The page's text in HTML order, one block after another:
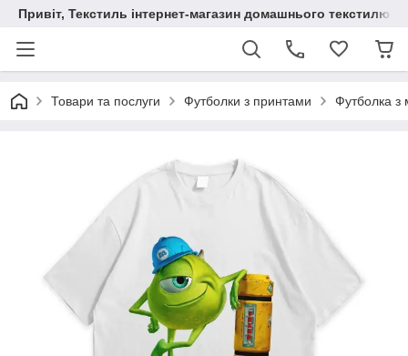
Привіт, Текстиль інтернет-магазин домашнього текстилю
Товари та послуги Футболки з принтами Футболка з